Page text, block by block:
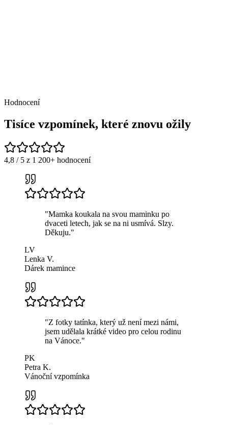
Hodnocení
Tisíce vzpomínek, které znovu ožily
4,8 / 5 z 1 200+ hodnocení
"Mamka koukala na svou maminku po
dvaceti letech, jak se na ni usmívá. Slzy.
Děkuju."
LV
Lenka V.
Dárek mamince
"Z fotky tatínka, který už není mezi námi,
jsem udělala krátké video pro celou rodinu
na Vánoce."
PK
Petra K.
Vánoční vzpomínka